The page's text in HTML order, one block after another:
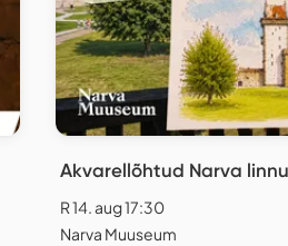
Akvarellõhtud Narva
R 14. aug 17:30
Narva Muuseum